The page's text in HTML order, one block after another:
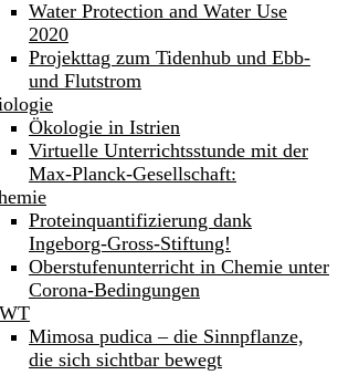
Water Protection and Water Use
2020
Projekttag zum Tidenhub und Ebb-
und Flutstrom
Ökologie in Istrien
Virtuelle Unterrichtsstunde mit der
Max-Planck-Gesellschaft:
Proteinquantifizierung dank
Ingeborg-Gross-Stiftung!
Oberstufenunterricht in Chemie unter
Corona-Bedingungen
Mimosa pudica – die Sinnpflanze,
die sich sichtbar bewegt